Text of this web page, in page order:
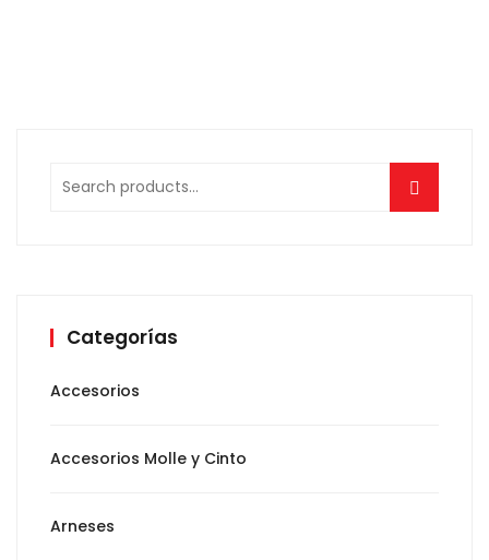
Search
for:
Categorías
Accesorios
Accesorios Molle y Cinto
Arneses